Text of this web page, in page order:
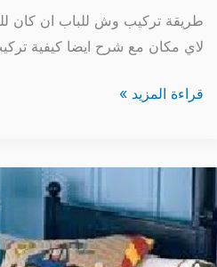
طريقة تركيب وش للباب ان كان
لاي مكان مع شرح ايضا كيفية
قراءة المزيد »
مشروع
تفصيل
مفارش
الاطفال